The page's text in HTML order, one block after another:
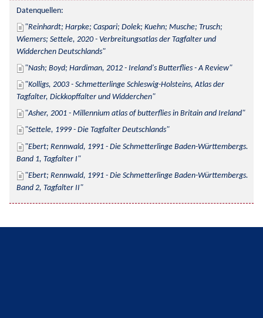
Datenquellen:
Reinhardt; Harpke; Caspari; Dolek; Kuehn; Musche; Trusch;
Wiemers; Settele, 2020 - Verbreitungsatlas der Tagfalter und
Widderchen Deutschlands
Nash; Boyd; Hardiman, 2012 - Ireland's Butterflies - A Review
Kolligs, 2003 - Schmetterlinge Schleswig-Holsteins, Atlas der
Tagfalter, Dickkopffalter und Widderchen
Asher, 2001 - Millennium atlas of butterflies in Britain and Ireland
Settele, 1999 - Die Tagfalter Deutschlands
Ebert; Rennwald, 1991 - Die Schmetterlinge Baden-Württembergs.
Band 1, Tagfalter I
Ebert; Rennwald, 1991 - Die Schmetterlinge Baden-Württembergs.
Band 2, Tagfalter II